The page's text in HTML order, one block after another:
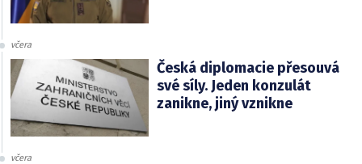
včera
Česká diplomacie přesouvá
své síly. Jeden konzulát
zanikne, jiný vznikne
včera